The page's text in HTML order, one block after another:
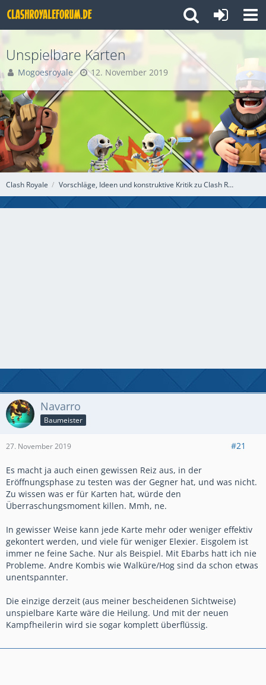
Clash Royale Vorschläge, Ideen und konstruktive Kritik zu Clash Royale
Unspielbare Karten
Mogoesroyale 12. November 2019
Navarro
Baumeister
27. November 2019 #21
Es macht ja auch einen gewissen Reiz aus, in der
Eröffnungsphase zu testen was der Gegner hat, und was nicht.
Zu wissen was er für Karten hat, würde den
Überraschungsmoment killen. Mmh, ne.
In gewisser Weise kann jede Karte mehr oder weniger effektiv
gekontert werden, und viele für weniger Elexier. Eisgolem ist
immer ne feine Sache. Nur als Beispiel. Mit Ebarbs hatt ich nie
Probleme. Andre Kombis wie Walküre/Hog sind da schon etwas
unentspannter.
Die einzige derzeit (aus meiner bescheidenen Sichtweise)
unspielbare Karte wäre die Heilung. Und mit der neuen
Kampfheilerin wird sie sogar komplett überflüssig.